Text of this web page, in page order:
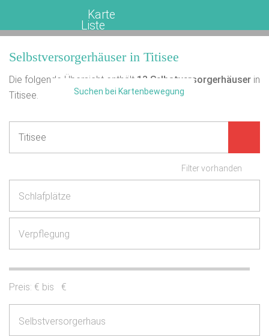
Karte
Liste
Selbstversorgerhäuser in Titisee
Die folgende Übersicht enthält 13 Selbstversorgerhäuser in
Titisee.
Filter vorhanden
Schlafplätze
Verpflegung
Preis: € bis €
Selbstversorgerhaus
Suchen bei Kartenbewegung